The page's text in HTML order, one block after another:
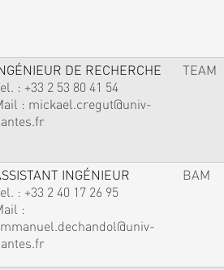
DE RECHERCHE
: +33 2 53 80 41 54
: mickael.cregut@univ-
TEAM
INGÉNIEUR
: +33 2 40 17 26 95
:
BAM